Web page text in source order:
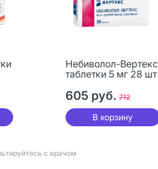
Небиволол-Вертекс
таблетки 5 мг 28 шт
605 руб. 712
В корзину
с врачом